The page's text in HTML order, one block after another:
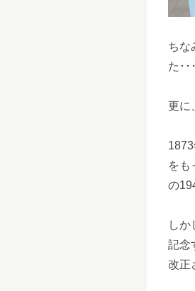
ちな
た･･
更に
をも
の
しか
記念
改正